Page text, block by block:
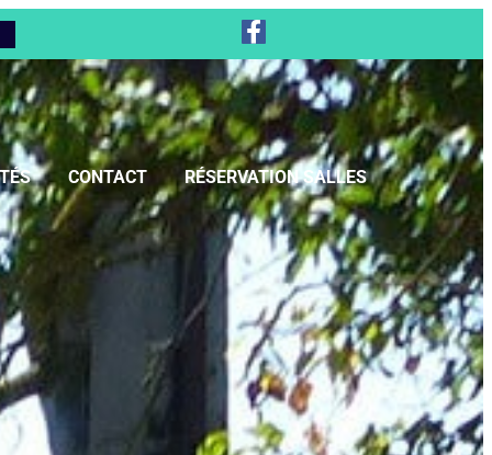
CONTACT RÉSERVATION SALLES